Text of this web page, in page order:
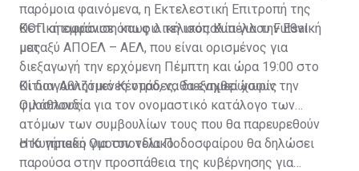
παρόμοια φαινόμενα, η Εκτελεστική Επιτροπή της
ΚΟΠ αποφάσισε όπως ο τελικός Κυπέλλου Futsal
μεταξύ ΑΠΟΕΛ – ΑΕΛ, που είναι ορισμένος για
διεξαγωγή την ερχόμενη Πέμπτη και ώρα 19:00 στο
Κίτιον Αθλητικό Κέντρο, να διεξαχθεί χωρίς
φιλάθλους.
Θετική εμφάνιση και φιλική ισοπαλία για την Εθνική
μας
Οι διαγωνιζόμενες ομάδες, θα ενημερώσουν την
Ομοσπονδία για τον ονομαστικό κατάλογο των
ατόμων των συμβουλίων τους που θα παρευρεθούν
στο γήπεδο για τον τελικό.
Η Κυπριακή Ομοσπονδία Ποδοσφαίρου θα δηλώσει
παρούσα στην προσπάθεια της κυβέρνησης για